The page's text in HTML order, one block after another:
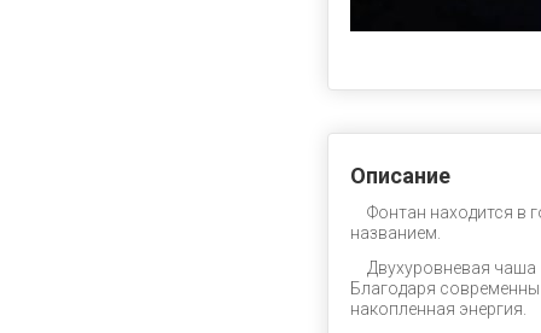
Описание
Фонтан находится в
названием.
Двухуровневая
Благодаря
накопленная энергия.